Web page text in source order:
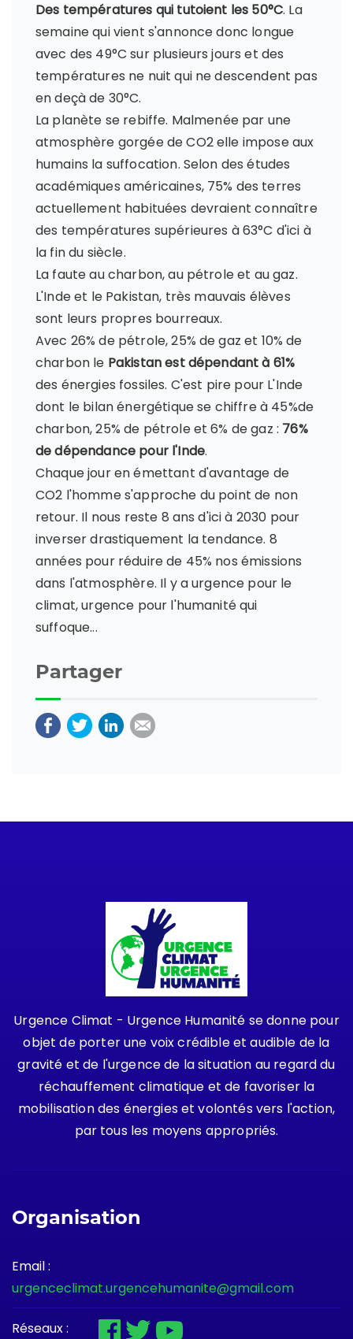
Des températures qui tutoient les 50°C. La
semaine qui vient s'annonce donc longue
avec des 49°C sur plusieurs jours et des
températures ne nuit qui ne descendent pas
en deçà de 30°C.
La planète se rebiffe. Malmenée par une
atmosphère gorgée de CO2 elle impose aux
humains la suffocation. Selon des études
académiques américaines, 75% des terres
actuellement habituées devraient connaître
des températures supérieures à 63°C d'ici à
la fin du siècle.
La faute au charbon, au pétrole et au gaz.
L'Inde et le Pakistan, très mauvais élèves
sont leurs propres bourreaux.
Avec 26% de pétrole, 25% de gaz et 10% de
charbon le Pakistan est dépendant à 61%
des énergies fossiles. C'est pire pour L'Inde
dont le bilan énergétique se chiffre à 45%de
charbon, 25% de pétrole et 6% de gaz : 76%
de dépendance pour l'Inde.
Chaque jour en émettant d'avantage de
CO2 l'homme s'approche du point de non
retour. Il nous reste 8 ans d'ici à 2030 pour
inverser drastiquement la tendance. 8
années pour réduire de 45% nos émissions
dans l'atmosphère. Il y a urgence pour le
climat, urgence pour l'humanité qui
suffoque...
Partager
Urgence Climat - Urgence Humanité se donne pour
objet de porter une voix crédible et audible de la
gravité et de l'urgence de la situation au regard du
réchauffement climatique et de favoriser la
mobilisation des énergies et volontés vers l'action,
par tous les moyens appropriés.
Organisation
Email :
urgenceclimat.urgencehumanite@gmail.com
Réseaux :